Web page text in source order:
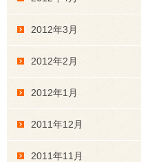
2012年3月
2012年2月
2012年1月
2011年12月
2011年11月